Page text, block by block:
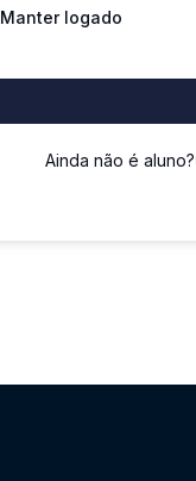
Manter logado
Ainda não é aluno?